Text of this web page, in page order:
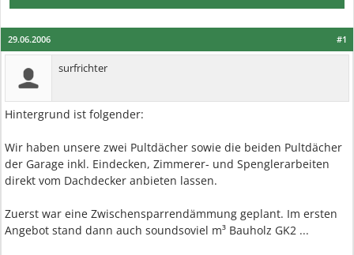
#1
29.06.2006
surfrichter
Hintergrund ist folgender:
Wir haben unsere zwei Pultdächer sowie die beiden Pultdächer
der Garage inkl. Eindecken, Zimmerer- und Spenglerarbeiten
direkt vom Dachdecker anbieten lassen.
Zuerst war eine Zwischensparrendämmung geplant. Im ersten
Angebot stand dann auch soundsoviel m³ Bauholz GK2 ...